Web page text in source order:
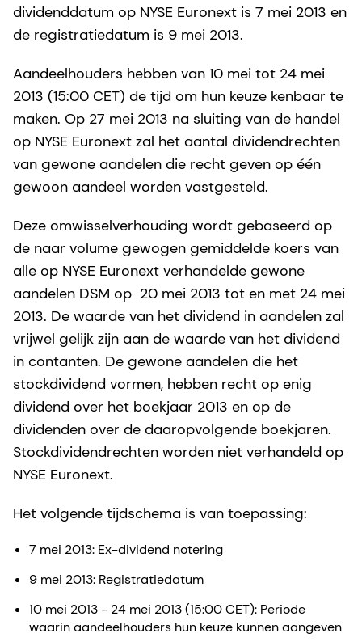
dividenddatum op NYSE Euronext is 7 mei 2013 en
de registratiedatum is 9 mei 2013.
Aandeelhouders hebben van 10 mei tot 24 mei
2013 (15:00 CET) de tijd om hun keuze kenbaar te
maken. Op 27 mei 2013 na sluiting van de handel
op NYSE Euronext zal het aantal dividendrechten
van gewone aandelen die recht geven op één
gewoon aandeel worden vastgesteld.
Deze omwisselverhouding wordt gebaseerd op
de naar volume gewogen gemiddelde koers van
alle op NYSE Euronext verhandelde gewone
aandelen DSM op 20 mei 2013 tot en met 24 mei
2013. De waarde van het dividend in aandelen zal
vrijwel gelijk zijn aan de waarde van het dividend
in contanten. De gewone aandelen die het
stockdividend vormen, hebben recht op enig
dividend over het boekjaar 2013 en op de
dividenden over de daaropvolgende boekjaren.
Stockdividendrechten worden niet verhandeld op
NYSE Euronext.
Het volgende tijdschema is van toepassing:
7 mei 2013: Ex-dividend notering
9 mei 2013: Registratiedatum
10 mei 2013 - 24 mei 2013 (15:00 CET): Periode
waarin aandeelhouders hun keuze kunnen aangeven